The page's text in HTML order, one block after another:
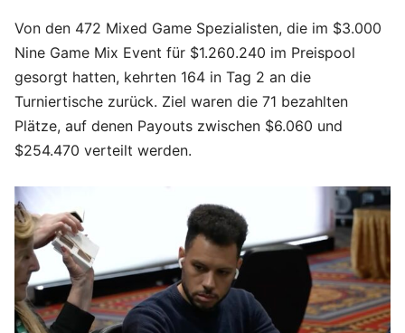
Von den 472 Mixed Game Spezialisten, die im $3.000
Nine Game Mix Event für $1.260.240 im Preispool
gesorgt hatten, kehrten 164 in Tag 2 an die
Turniertische zurück. Ziel waren die 71 bezahlten
Plätze, auf denen Payouts zwischen $6.060 und
$254.470 verteilt werden.